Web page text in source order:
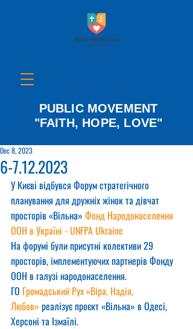
PUBLIC MOVEMENT
"FAITH, HOPE, LOVE"
6-7.12.2023
Dec 8, 2023
У Києві відбувся Форум стратегічного
планування для дружніх жінок та дівчат
просторів «Вільна» Фонд Народонаселення
ООН в Україні - UNFPA Ukraine
На форумі були присутні колективи 29
просторів, імплементуючих партнерів Фонду
ООН в галузі народонаселення.
ГО Громадський Рух «Віра, Надія,
Любов» реалізує проєкт «Вільна» в Одесі,
Херсоні та Ізмаїлі.